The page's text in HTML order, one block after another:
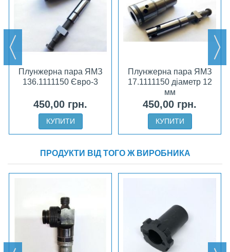
Плунжерна пара ЯМЗ
136.1111150 Євро-3
450,00 грн.
КУПИТИ
Плунжерна пара ЯМЗ
17.1111150 діаметр 12
мм
450,00 грн.
КУПИТИ
ПРОДУКТИ ВІД ТОГО Ж ВИРОБНИКА